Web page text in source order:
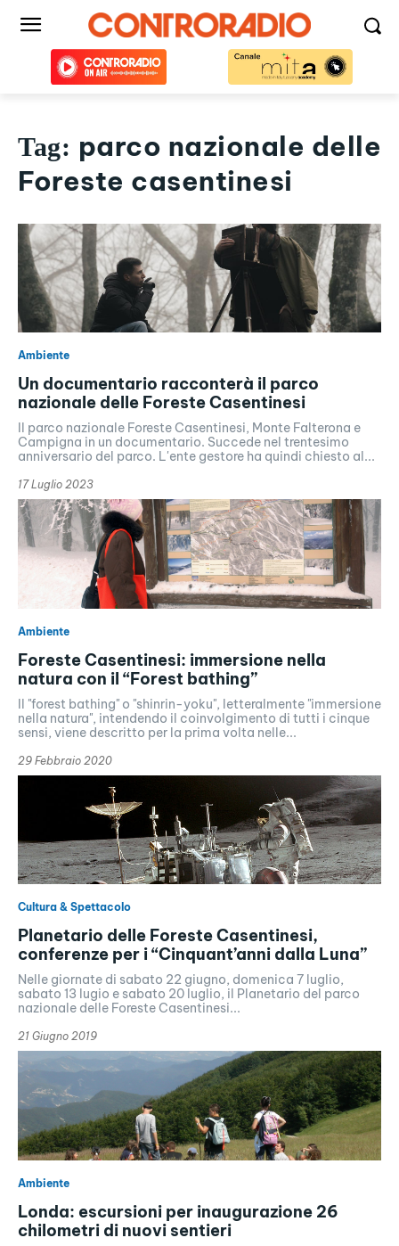
Tag: parco nazionale delle
Foreste casentinesi
Ambiente
Un documentario racconterà il parco
nazionale delle Foreste Casentinesi
Il parco nazionale Foreste Casentinesi, Monte Falterona e
Campigna in un documentario. Succede nel trentesimo
anniversario del parco. L'ente gestore ha quindi chiesto al...
17 Luglio 2023
Ambiente
Foreste Casentinesi: immersione nella
natura con il “Forest bathing”
Il "forest bathing" o "shinrin-yoku", letteralmente "immersione
nella natura", intendendo il coinvolgimento di tutti i cinque
sensi, viene descritto per la prima volta nelle...
29 Febbraio 2020
Cultura & Spettacolo
Planetario delle Foreste Casentinesi,
conferenze per i “Cinquant’anni dalla Luna”
Nelle giornate di sabato 22 giugno, domenica 7 luglio,
sabato 13 lugio e sabato 20 luglio, il Planetario del parco
nazionale delle Foreste Casentinesi...
21 Giugno 2019
Ambiente
Londa: escursioni per inaugurazione 26
chilometri di nuovi sentieri